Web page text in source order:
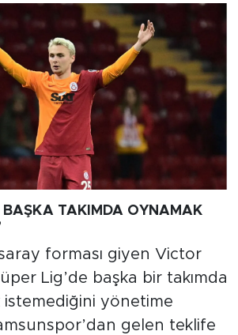
BAŞKA TAKIMDA OYNAMAK
forması giyen Victor
Lig’de başka bir takımda
yönetime
gelen teklife